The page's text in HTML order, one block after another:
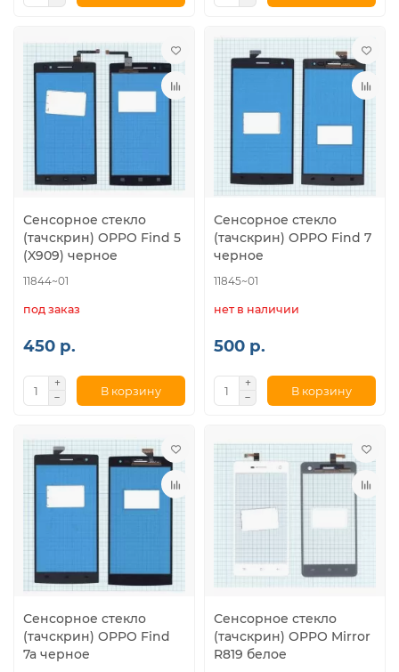
Сенсорное стекло
(тачскрин) OPPO Find 5
(X909) черное
11844~01
под заказ
450 р.
В корзину
Сенсорное стекло
(тачскрин) OPPO Find 7
черное
11845~01
нет в наличии
500 р.
В корзину
Сенсорное стекло
(тачскрин) OPPO Find
7a черное
Сенсорное стекло
(тачскрин) OPPO Mirror
R819 белое